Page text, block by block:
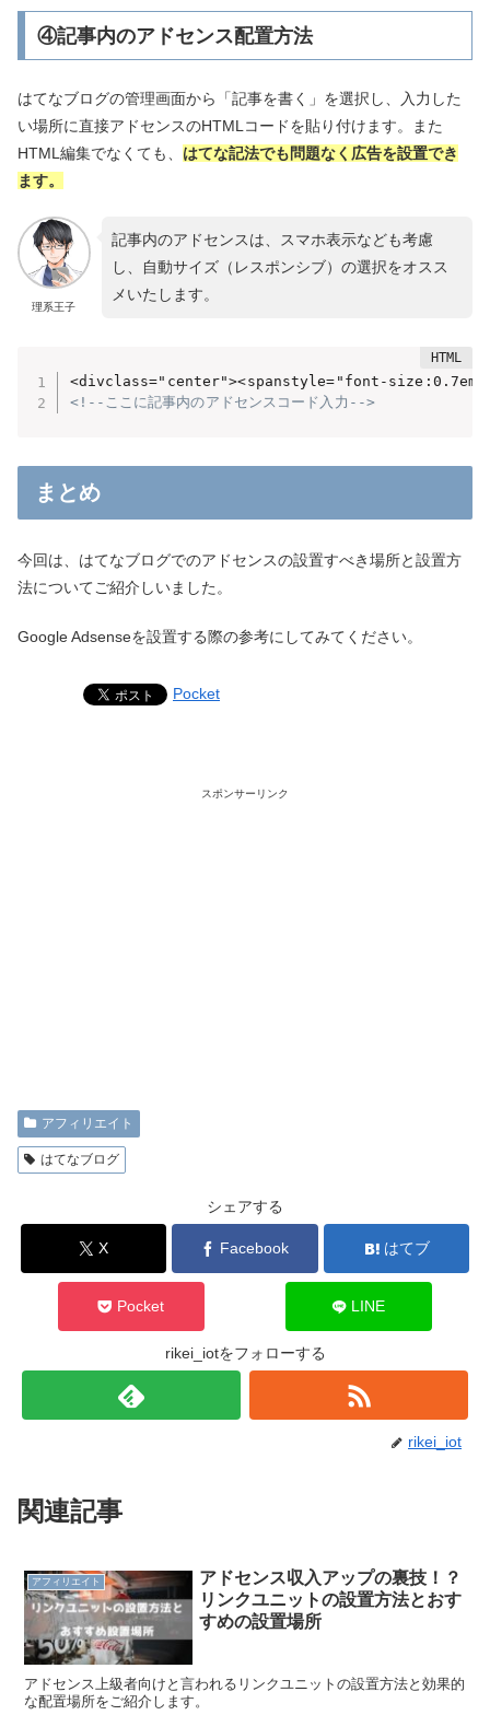
④記事内のアドセンス配置方法
はてなブログの管理画面から「記事を書く」を選択し、入力した
い場所に直接アドセンスのHTMLコードを貼り付けます。また
HTML編集でなくても、 はてな記法でも問題なく広告を設置でき
ます。
理系王子
記事内のアドセンスは、スマホ表示なども考慮
し、自動サイズ（レスポンシブ）の選択をオスス
メいたします。
<divclass="center"><spanstyle="font-size:0.7em">
<!--ここに記事内のアドセンスコード入力-->
まとめ
今回は、はてなブログでのアドセンスの設置すべき場所と設置方
法についてご紹介しいました。
Google Adsenseを設置する際の参考にしてみてください。
Pocket
スポンサーリンク
アフィリエイト
はてなブログ
シェアする
X Facebook はてブ
Pocket LINE
rikei_iotをフォローする
rikei_iot
関連記事
アフィリエイト
アドセンス収入アップの裏技！？
リンクユニットの設置方法とおす
すめの設置場所
アドセンス上級者向けと言われるリンクユニットの設置方法と効果的
な配置場所をご紹介します。